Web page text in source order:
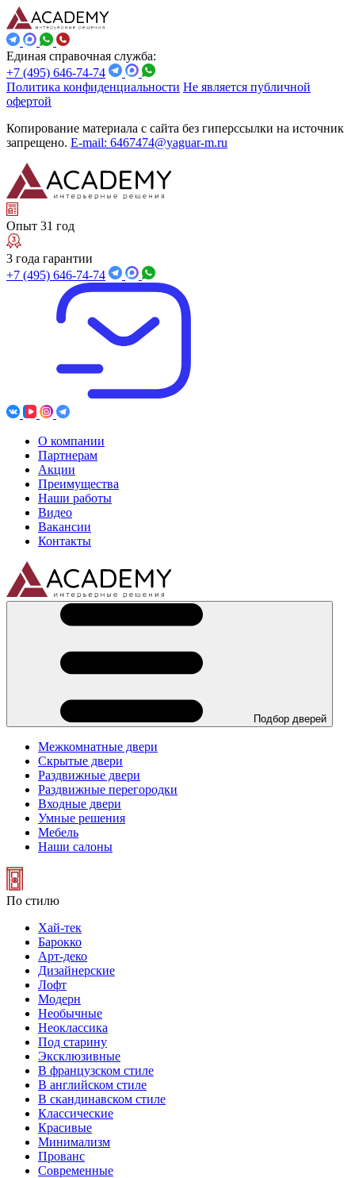
Единая справочная служба:
+7 (495) 646-74-74
Политика конфиденциальности Не является публичной
офертой
Копирование материала с сайта без гиперссылки на источник
запрещено. E-mail: 6467474@yaguar-m.ru
Опыт 31 год
3 года гарантии
+7 (495) 646-74-74
О компании
Партнерам
Акции
Преимущества
Наши работы
Видео
Вакансии
Контакты
Подбор дверей
Межкомнатные двери
Скрытые двери
Раздвижные двери
Раздвижные перегородки
Входные двери
Умные решения
Мебель
Наши салоны
По стилю
Хай-тек
Барокко
Арт-деко
Дизайнерские
Лофт
Модерн
Необычные
Неоклассика
Под старину
Эксклюзивные
В французском стиле
В английском стиле
В скандинавском стиле
Классические
Красивые
Минимализм
Прованс
Современные